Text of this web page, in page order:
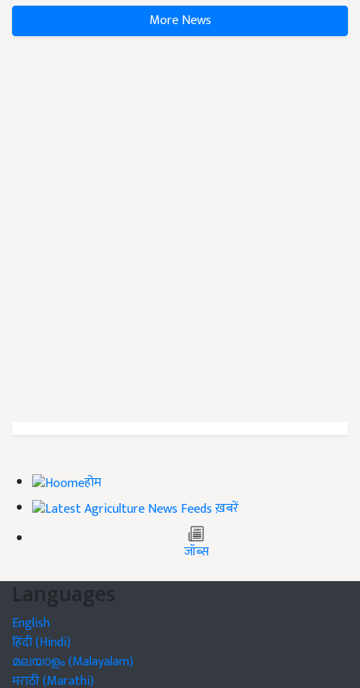
More News
होम
ख़बरें
जॉब्स
Languages
English
हिंदी (Hindi)
മലയാളം (Malayalam)
मराठी (Marathi)